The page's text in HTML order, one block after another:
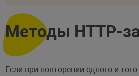
Методы HTTP-
Если при повторении одного и